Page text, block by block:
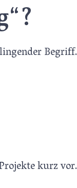
Begriff.
kurz vor.